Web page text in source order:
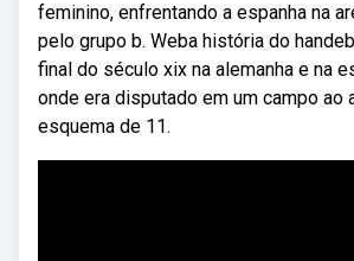
feminino, enfrentando a espanha na
pelo grupo b. Weba história do
final do século xix na alemanha e na
onde era disputado em um campo ao
esquema de 11.